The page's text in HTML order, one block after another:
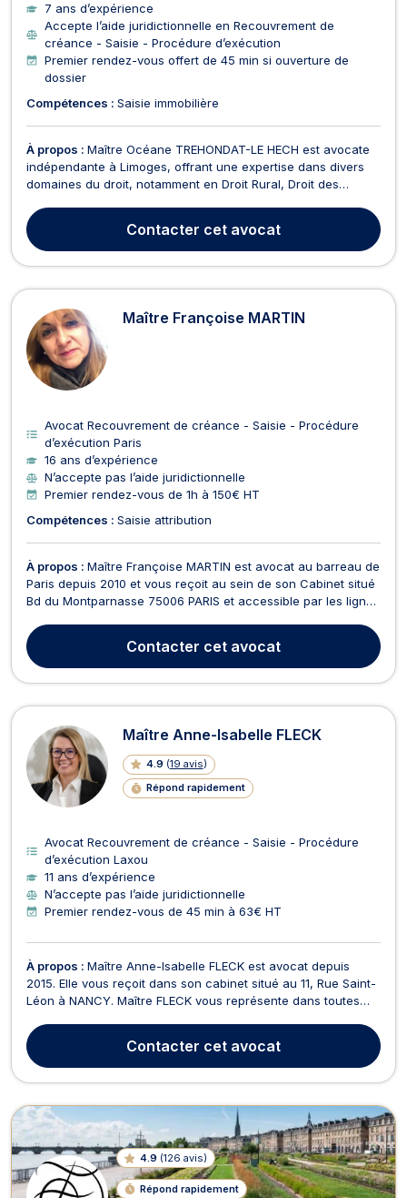
7 ans d’expérience
Accepte l’aide juridictionnelle en Recouvrement de
créance - Saisie - Procédure d’exécution
Premier rendez-vous offert de 45 min si ouverture de
dossier
Compétences : Saisie immobilière
À propos : Maître Océane TREHONDAT-LE HECH est avocate
indépendante à Limoges, offrant une expertise dans divers
domaines du droit, notamment en Droit Rural, Droit des
Successions, Droit de l'immobilier, Droit de l’Expropriation /
Préemption, Indivision, Conflit de voisinage, Baux commerc...
Contacter cet avocat
Maître Françoise MARTIN
Avocat Recouvrement de créance - Saisie - Procédure
d’exécution Paris
16 ans d’expérience
N’accepte pas l’aide juridictionnelle
Premier rendez-vous de 1h à 150€ HT
Compétences : Saisie attribution
À propos : Maître Françoise MARTIN est avocat au barreau de
Paris depuis 2010 et vous reçoit au sein de son Cabinet situé
Bd du Montparnasse 75006 PARIS et accessible par les lignes
MARTIN intervient en droit de la famille, des personnes ,du
patrimoine et successorale où ell...
Contacter cet avocat
Maître Anne-Isabelle FLECK
4.9 (19 avis)
Répond rapidement
Avocat Recouvrement de créance - Saisie - Procédure
d’exécution Laxou
11 ans d’expérience
N’accepte pas l’aide juridictionnelle
Premier rendez-vous de 45 min à 63€ HT
À propos : Maître Anne-Isabelle FLECK est avocat depuis
2015. Elle vous reçoit dans son cabinet situé au 11, Rue Saint-
Léon à NANCY. Maître FLECK vous représente dans toutes
contentieux contractuels et de responsabilité civile,
contentieux bancaire). Efficace et passionnée, ...
Contacter cet avocat
4.9 (126 avis)
Répond rapidement